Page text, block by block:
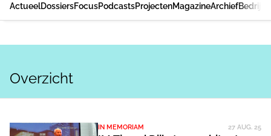
ActueelDossiersFocusPodcastsProjectenMagazineArchief
Overzicht
IN MEMORIAM 27 AUG. 25